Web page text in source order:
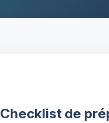
Checklist de